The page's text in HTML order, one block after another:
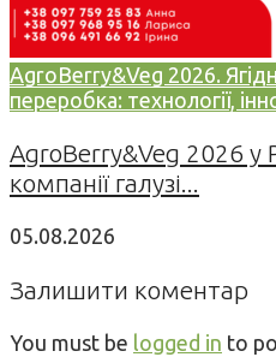
AgroBerry&Veg 2026.
переробка: технології,
AgroBerry&Veg 2026 у
компанії галузі...
05.08.2026
Залишити коментар
You must be logged in to